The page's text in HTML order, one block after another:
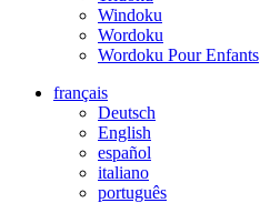
Windoku
Wordoku
Wordoku Pour Enfants
français
Deutsch
English
español
italiano
português